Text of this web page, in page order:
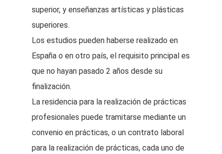
superior, y enseñanzas artísticas y plásticas
superiores.
Los estudios pueden haberse realizado en
España o en otro país, el requisito principal es
que no hayan pasado 2 años desde su
finalización.
La residencia para la realización de prácticas
profesionales puede tramitarse mediante un
convenio en prácticas, o un contrato laboral
para la realización de prácticas, cada uno de